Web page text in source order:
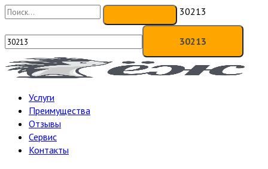
30213
Услуги
Преимущества
Отзывы
Сервис
Контакты